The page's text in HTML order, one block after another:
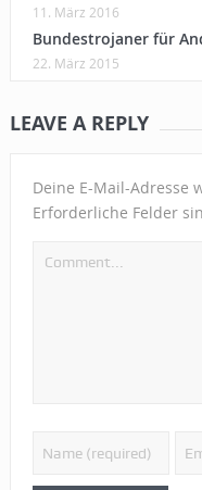
11. März 2016
Bundestrojaner für
22. März 2015
LEAVE A REPLY
Deine E-Mail-Adresse
Erforderliche Felder